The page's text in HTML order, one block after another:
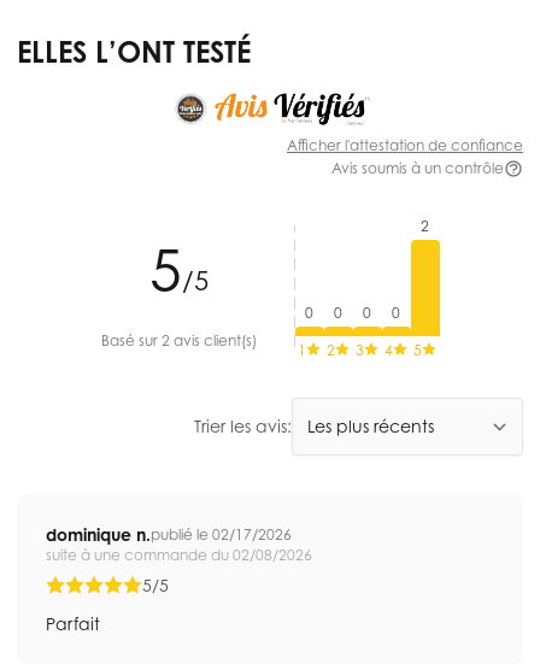
ELLES L’ONT TESTÉ
Afficher l'attestation de confiance
Avis soumis à un contrôle
5/5
Basé sur 2 avis client(s)
0
1
0
2
0
3
0
4
2
5
Trier les avis:
dominique n.publié le 02/17/2026
suite à une commande du 02/08/2026
5/5
Parfait